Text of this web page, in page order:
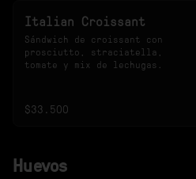
Italian Croissant
Sándwich de croissant con
prosciutto, straciatella,
tomate y mix de lechugas.
$33.500
Huevos